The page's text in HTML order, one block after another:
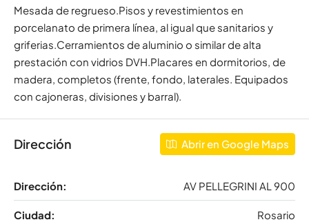
Mesada de regrueso.Pisos y revestimientos en
porcelanato de primera línea, al igual que sanitarios y
griferias.Cerramientos de aluminio o similar de alta
prestación con vidrios DVH.Placares en dormitorios, de
madera, completos (frente, fondo, laterales. Equipados
con cajoneras, divisiones y barral).
Dirección Abrir en Google Maps
Dirección: AV PELLEGRINI AL 900
Ciudad: Rosario